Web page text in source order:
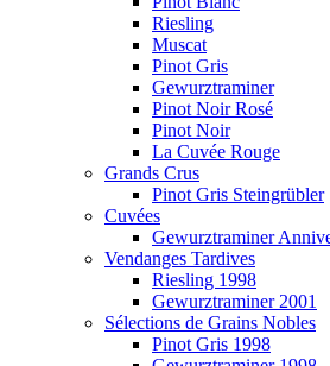
Riesling
Muscat
Pinot Gris
Gewurztraminer
Pinot Noir Rosé
Pinot Noir
La Cuvée Rouge
Grands Crus
Pinot Gris Steingrübler
Cuvées
Gewurztraminer
Vendanges Tardives
Riesling 1998
Gewurztraminer 2001
Sélections de Grains Nobles
Pinot Gris 1998